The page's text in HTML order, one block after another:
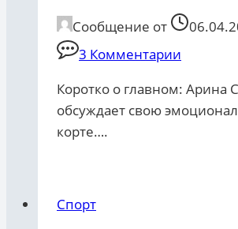
Сообщение от
3 Комментарии
Коротко о главном: Арина
обсуждает свою
корте….
Спорт